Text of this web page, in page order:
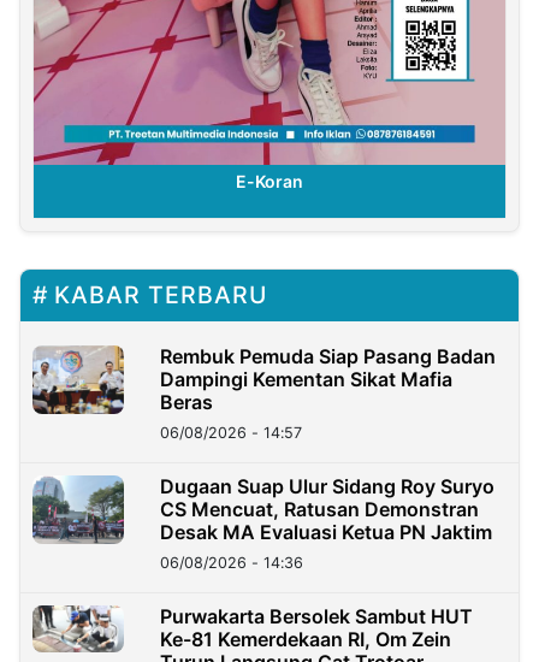
E-Koran
KABAR TERBARU
Rembuk Pemuda Siap Pasang Badan
Dampingi Kementan Sikat Mafia
Beras
06/08/2026 - 14:57
Dugaan Suap Ulur Sidang Roy Suryo
CS Mencuat, Ratusan Demonstran
Desak MA Evaluasi Ketua PN Jaktim
06/08/2026 - 14:36
Purwakarta Bersolek Sambut HUT
Ke-81 Kemerdekaan RI, Om Zein